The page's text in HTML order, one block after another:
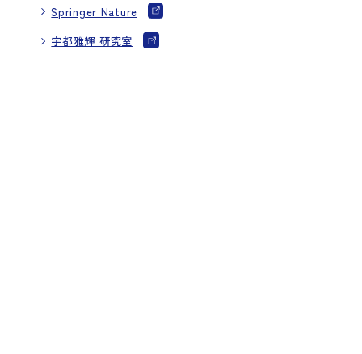
Springer Nature
宇都雅輝 研究室